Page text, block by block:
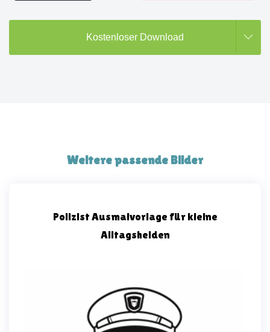
Kostenloser Download
Weitere passende Bilder
Polizist Ausmalvorlage für kleine
Alltagshelden